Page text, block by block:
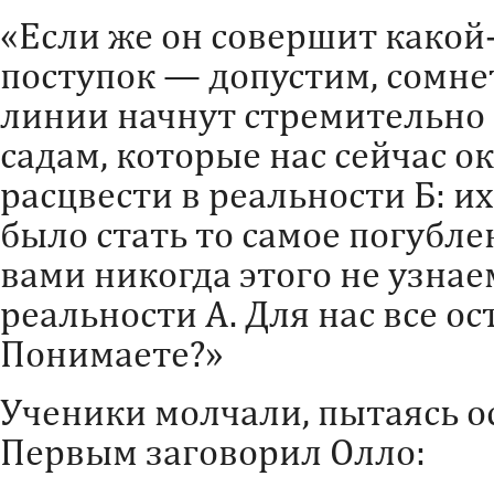
«Если же он совершит
поступок — допустим,
линии начнут
садам, которые нас сейчас
расцвести в реальности Б:
было стать то самое
вами никогда этого не
реальности А. Для нас все
Понимаете?»
Ученики молчали, пытаясь
Первым заговорил Олло: